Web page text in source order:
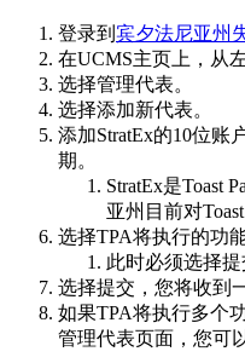
登录到 宾夕法尼亚州
在UCMS主页上，从
选择管理代表。
选择添加新代表。
添加StratEx的10位账
期。
StratEx是Toast
亚州目前对
选择TPA将执行的功能
此时必须选择提
选择提交，您将收到
如果TPA将执行多个
管理代表页面，您可